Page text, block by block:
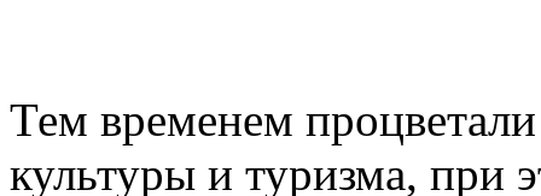
Тем временем
культуры и туризма, при